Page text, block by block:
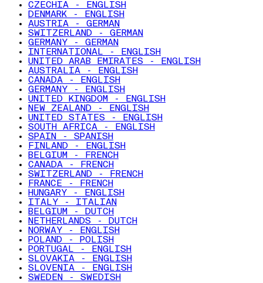
CZECHIA - ENGLISH
DENMARK - ENGLISH
AUSTRIA - GERMAN
SWITZERLAND - GERMAN
GERMANY - GERMAN
INTERNATIONAL - ENGLISH
UNITED ARAB EMIRATES - ENGLISH
AUSTRALIA - ENGLISH
CANADA - ENGLISH
GERMANY - ENGLISH
UNITED KINGDOM - ENGLISH
NEW ZEALAND - ENGLISH
UNITED STATES - ENGLISH
SOUTH AFRICA - ENGLISH
SPAIN - SPANISH
FINLAND - ENGLISH
BELGIUM - FRENCH
CANADA - FRENCH
SWITZERLAND - FRENCH
FRANCE - FRENCH
HUNGARY - ENGLISH
ITALY - ITALIAN
BELGIUM - DUTCH
NETHERLANDS - DUTCH
NORWAY - ENGLISH
POLAND - POLISH
PORTUGAL - ENGLISH
SLOVAKIA - ENGLISH
SLOVENIA - ENGLISH
SWEDEN - SWEDISH